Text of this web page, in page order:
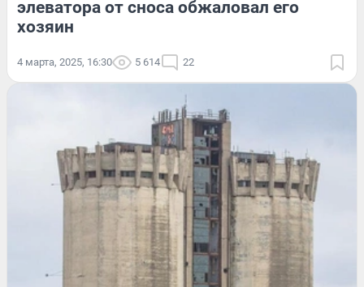
элеватора от сноса обжаловал его
хозяин
4 марта, 2025, 16:30 5 614 22